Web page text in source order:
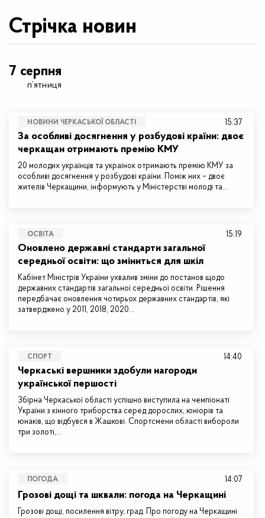
Стрічка новин
7 серпня
п’ятниця
НОВИНИ ЧЕРКАСЬКОЇ ОБЛАСТІ
За особливі досягнення у розбудові країни: двоє
черкащан отримають премію КМУ
20 молодих українців та українок отримають премію КМУ за
особливі досягнення у розбудові країни. Поміж них – двоє
жителів Черкащини, інформують у Міністерстві молоді та…
15:37
ОСВІТА
Оновлено державні стандарти загальної
середньої освіти: що зміниться для шкіл
Кабінет Міністрів України ухвалив зміни до постанов щодо
державних стандартів загальної середньої освіти. Рішення
передбачає оновлення чотирьох державних стандартів, які
затверджено у 2011, 2018, 2020…
15:19
СПОРТ
Черкаські вершники здобули нагороди
української першості
Збірна Черкаської області успішно виступила на чемпіонаті
України з кінного триборства серед дорослих, юніорів та
юнаків, що відбувся в Жашкові. Спортсмени області вибороли
три золоті,…
14:40
ПОГОДА
Грозові дощі та шквали: погода на Черкащині
Грозові дощі, посилення вітру, град. Про погоду на Черкащині
14:07